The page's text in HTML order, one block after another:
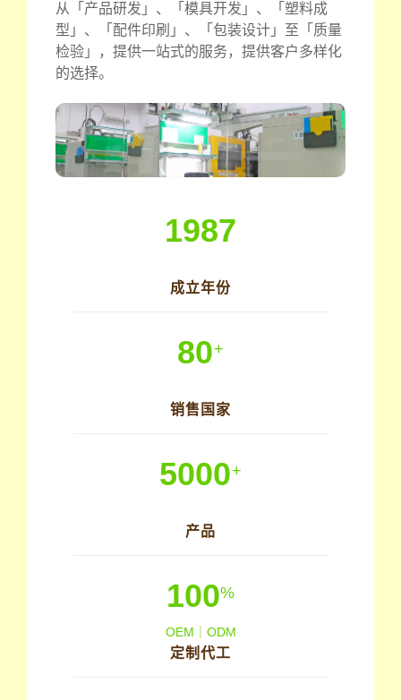
从「产品研发」、「模具开发」、「塑料成
型」、「配件印刷」、「包装设计」至「质量
检验」，提供一站式的服务，提供客户多样化
的选择。
1987
成立年份
80+
销售国家
5000+
产品
100%
OEM｜ODM
定制代工